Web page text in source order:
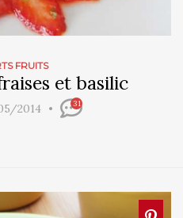
FRUITS
et basilic
2014 31